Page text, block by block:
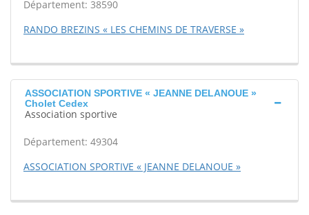
Département: 38590
RANDO BREZINS « LES CHEMINS DE TRAVERSE »
ASSOCIATION SPORTIVE « JEANNE DELANOUE »
Cholet Cedex
Association sportive
Département: 49304
ASSOCIATION SPORTIVE « JEANNE DELANOUE »